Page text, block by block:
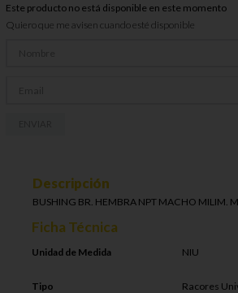
Este producto no está disponible en este momento
Quiero que me avisen cuando esté disponible
Descripción
BUSHING BR. HEMBRA NPT MACHO MILIM.
Ficha Técnica
Unidad de Medida NIU
Tipo Racores